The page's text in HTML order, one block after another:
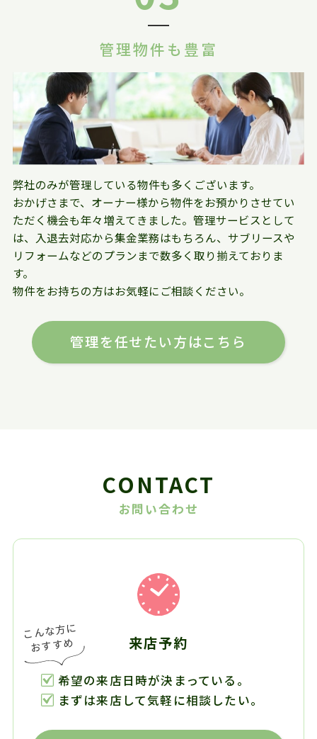
管理物件も豊富
弊社のみが管理している物件も多くございます。
おかげさまで、オーナー様から物件をお預かりさせてい
ただく機会も年々増えてきました。管理サービスとして
は、入退去対応から集金業務はもちろん、サブリースや
リフォームなどのプランまで数多く取り揃えておりま
す。
物件をお持ちの方はお気軽にご相談ください。
管理を任せたい方はこちら
CONTACT
お問い合わせ
来店予約
希望の来店日時が決まっている。
まずは来店して気軽に相談したい。